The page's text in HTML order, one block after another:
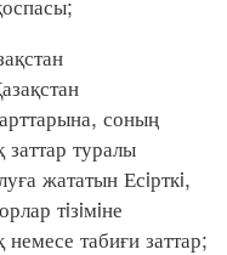
соның
туралы
жататын Есiрткi,
тiзiмiне
табиғи заттар;